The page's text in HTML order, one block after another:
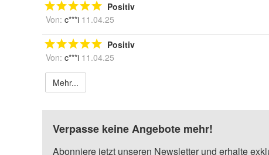
Positiv
Von: c***i 11.04.25
Positiv
Von: c***i 11.04.25
Mehr...
Verpasse keine Angebote mehr!
Abonniere jetzt unseren Newsletter und erhalte